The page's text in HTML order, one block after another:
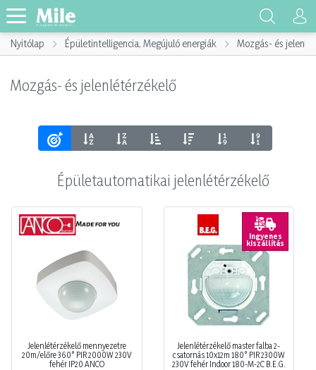
Nyitólap Épületintelligencia, Megújuló energiák Mozgás- és
Mozgás- és jelenlétérzékelő
Épületautomatikai jelenlétérzékelő
Jelenlétérzékelő mennyezetre
20m/előre 360° PIR 2000W 230V
fehér IP20 ANCO
Ingyenes
kiszállítás
Jelenlétérzékelő master falba 2-
csatornás 10x12m 180° PIR 2300W
230V fehér Indoor 180-M-2C B.E.G.